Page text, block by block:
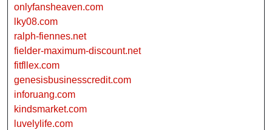
onlyfansheaven.com
lky08.com
ralph-fiennes.net
fielder-maximum-discount.net
fitfllex.com
genesisbusinesscredit.com
inforuang.com
kindsmarket.com
luvelylife.com